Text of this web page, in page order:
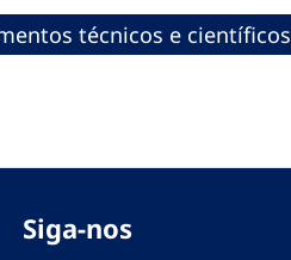
técnicos e científicos
Siga-nos